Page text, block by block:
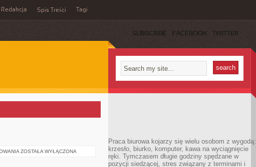
Redakcja Spis Treści Tagi
SUBSCRIBE FACEBOOK TWITTER
DART
ZOSTAŁA WYŁĄCZONA
Praca biurowa kojarzy się wielu osobom z wygodą:
krzesło, biurko, komputer, kawa na wyciągnięcie
ręki. Tymczasem długie godziny spędzane w
pozycji siedzącej, stres związany z terminami i